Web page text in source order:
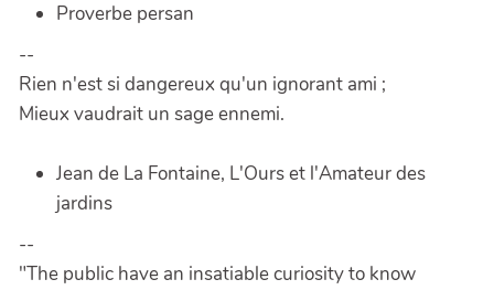
Proverbe persan
--
Rien n'est si dangereux qu'un ignorant ami ;
Mieux vaudrait un sage ennemi.
Jean de La Fontaine, L'Ours et l'Amateur des
jardins
--
"The public have an insatiable curiosity to know